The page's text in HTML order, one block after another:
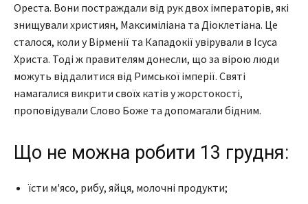
Ореста. Вони постраждали від рук двох імператорів, які
знищували християн, Максиміліана та Діоклетіана. Це
сталося, коли у Вірменії та Кападокії увірували в Ісуса
Христа. Тоді ж правителям донесли, що за вірою люди
можуть віддалитися від Римської імперії. Святі
намагалися викрити своїх катів у жорстокості,
проповідували Слово Боже та допомагали бідним.
Що не можна робити 13 грудня:
їсти м'ясо, рибу, яйця, молочні продукти;